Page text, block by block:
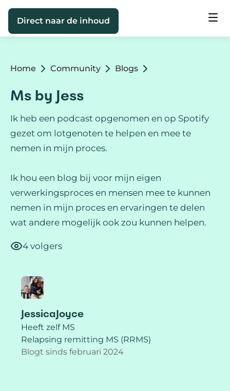
Direct naar de inhoud
Home Community Blogs
Ms by Jess
Ik heb een podcast opgenomen en op Spotify
gezet om lotgenoten te helpen en mee te
nemen in mijn proces.
Ik hou een blog bij voor mijn eigen
verwerkingsproces en mensen mee te kunnen
nemen in mijn proces en ervaringen te delen
wat andere mogelijk ook zou kunnen helpen.
4 volgers
JessicaJoyce
Heeft zelf MS
Relapsing remitting MS (RRMS)
Blogt sinds februari 2024